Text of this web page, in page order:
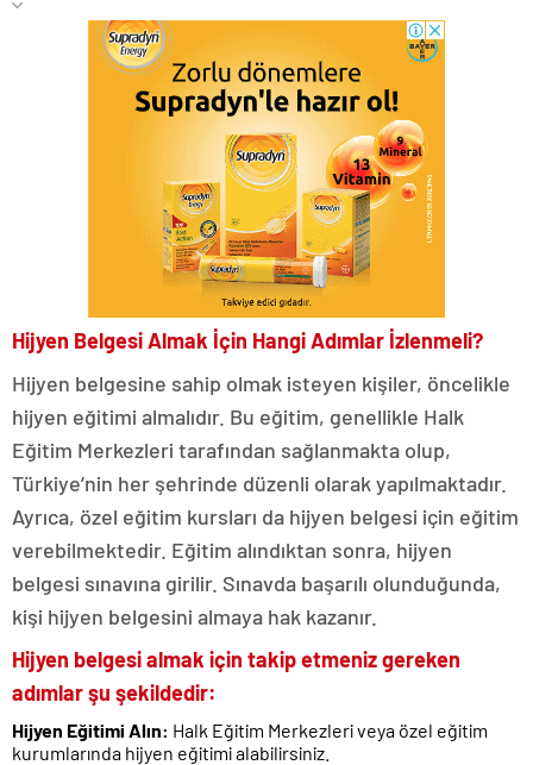
Hijyen Belgesi Almak İçin Hangi Adımlar İzlenmeli?
Hijyen belgesine sahip olmak isteyen kişiler, öncelikle
hijyen eğitimi almalıdır. Bu eğitim, genellikle Halk
Eğitim Merkezleri tarafından sağlanmakta olup,
Türkiye’nin her şehrinde düzenli olarak yapılmaktadır.
Ayrıca, özel eğitim kursları da hijyen belgesi için eğitim
verebilmektedir. Eğitim alındıktan sonra, hijyen
belgesi sınavına girilir. Sınavda başarılı olunduğunda,
kişi hijyen belgesini almaya hak kazanır.
Hijyen belgesi almak için takip etmeniz gereken
adımlar şu şekildedir:
Hijyen Eğitimi Alın: Halk Eğitim Merkezleri veya özel eğitim
kurumlarında hijyen eğitimi alabilirsiniz.